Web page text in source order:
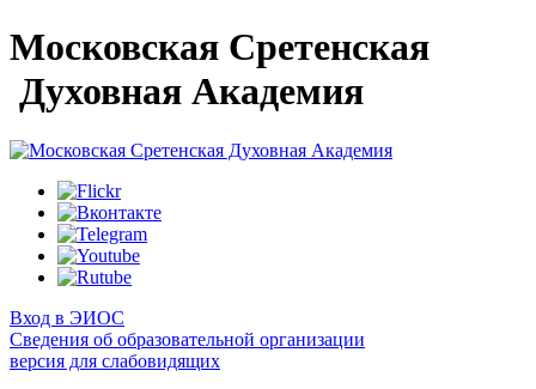
Московская Сретенская
Духовная Академия
Вход в ЭИОС
Сведения об образовательной организации
версия для слабовидящих